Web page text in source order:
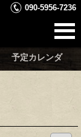
090-5956-7236
予定カレンダ